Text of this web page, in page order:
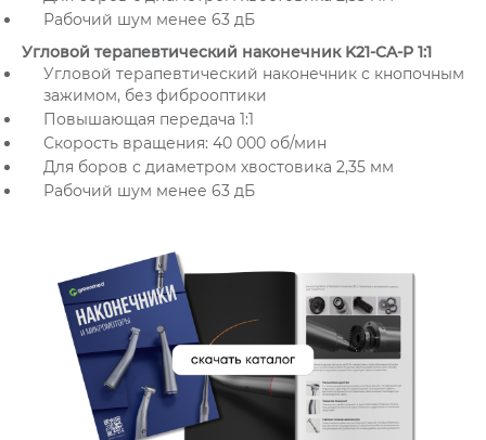
Рабочий шум менее 63 дБ
Угловой терапевтический наконечник K21-CA-P 1:1
Угловой терапевтический наконечник с кнопочным
зажимом, без фиброоптики
Повышающая передача 1:1
Скорость вращения: 40 000 об/мин
Для боров с диаметром хвостовика 2,35 мм
Рабочий шум менее 63 дБ